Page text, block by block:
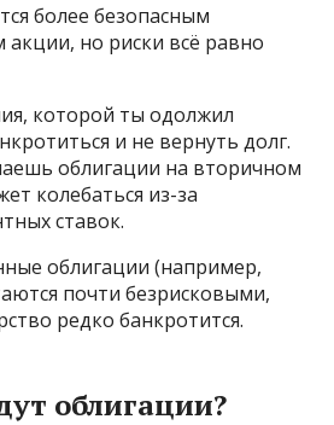
более безопасным
но риски всё равно
которой ты одолжил
и не вернуть долг.
облигации на вторичном
колебаться из-за
ставок.
облигации (например,
почти безрисковыми,
редко банкротится.
облигации?